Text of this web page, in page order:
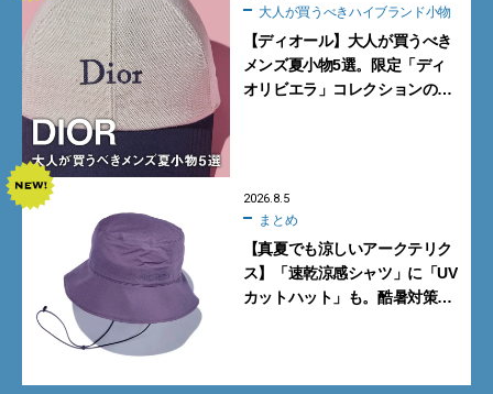
大人が買うべきハイブランド小物
【ディオール】大人が買うべき
メンズ夏小物5選。限定「ディ
オリビエラ」コレクションの
2026.8.5
まとめ
【真夏でも涼しいアークテリク
ス】「速乾涼感シャツ」に「UV
カットハット」も。酷暑対策に